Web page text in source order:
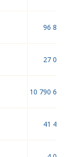
96
27
10 790
41